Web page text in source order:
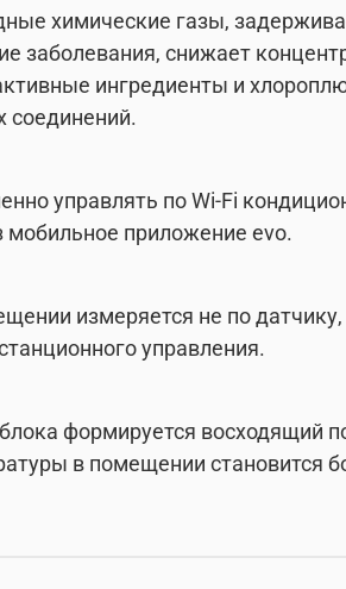
химические газы,
заболевания, снижает
ингредиенты и
соединений.
управлять по Wi-Fi
мобильное приложение evo.
измеряется не по
управления.
формируется восходящий
в помещении становится